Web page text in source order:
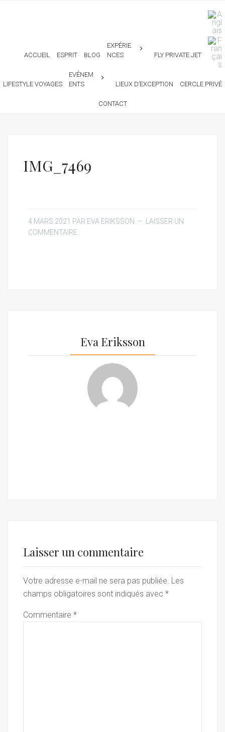
ACCUEIL ESPRIT BLOG
EXPÉRIE
NCES
FLY PRIVATE JET
LIFESTYLE VOYAGES
EVÉNEM
ENTS
LIEUX D’EXCEPTION CERCLE PRIVÉ
CONTACT
IMG_7469
4 MARS 2021 PAR EVA ERIKSSON
LAISSER UN
COMMENTAIRE
Eva Eriksson
Laisser un commentaire
Votre adresse e-mail ne sera pas publiée. Les
champs obligatoires sont indiqués avec *
Commentaire *